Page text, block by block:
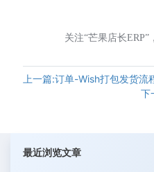
关注“芒果店长ERP”
上一篇:订单-Wish打包发货流
下
最近浏览文章